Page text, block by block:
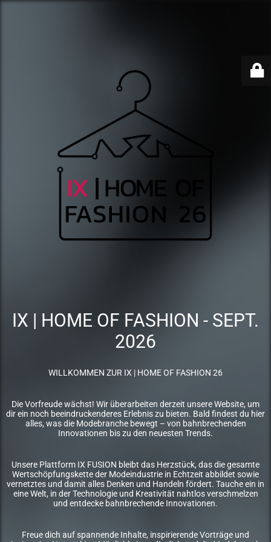
IX | HOME OF FASHION - SEPT.
2026
WILLKOMMEN ZUR IX | HOME OF FASHION 26
Die Vorfreude wächst! Wir überarbeiten derzeit unsere Website, um
dir ein noch beeindruckenderes Erlebnis zu bieten. Bald findest du hier
alles, was die Modebranche bewegt – von bahnbrechenden
Innovationen bis zu den neuesten Trends.
Unsere Plattform IX FUSION bleibt das Herzstück, das die gesamte
Wertschöpfungskette der Modeindustrie in Echtzeit abbildet sowie
vernetztes und damit alles Denken und Handeln fördert. Tauche ein in
eine Welt, in der Technologie und Kreativität nahtlos verschmelzen
und entdecke bahnbrechende Innovationen.
Freue dich auf spannende Inhalte, inspirierende Vorträge und